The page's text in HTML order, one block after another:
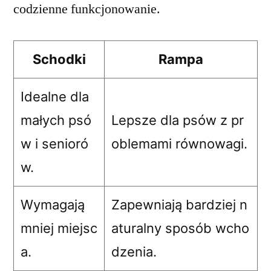
codzienne funkcjonowanie.
Schodki Rampa
Idealne dla
małych psó
w i senioró
w.
Lepsze dla psów z pr
oblemami równowagi.
Wymagają
mniej miejsc
a.
Zapewniają bardziej n
aturalny sposób wcho
dzenia.